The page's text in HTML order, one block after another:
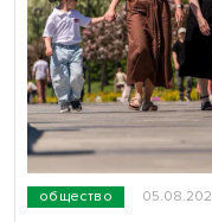
общество